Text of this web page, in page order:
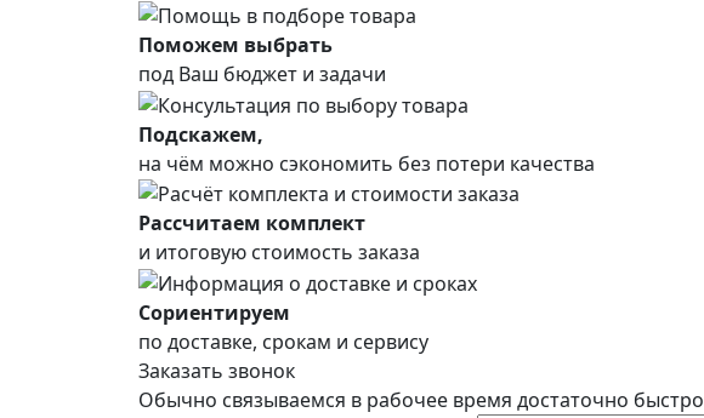
Поможем выбрать
под Ваш бюджет и задачи
Подскажем,
на чём можно сэкономить без потери качества
Рассчитаем комплект
и итоговую стоимость заказа
Сориентируем
по доставке, срокам и сервису
Заказать звонок
Обычно связываемся в рабочее время достаточно быстро